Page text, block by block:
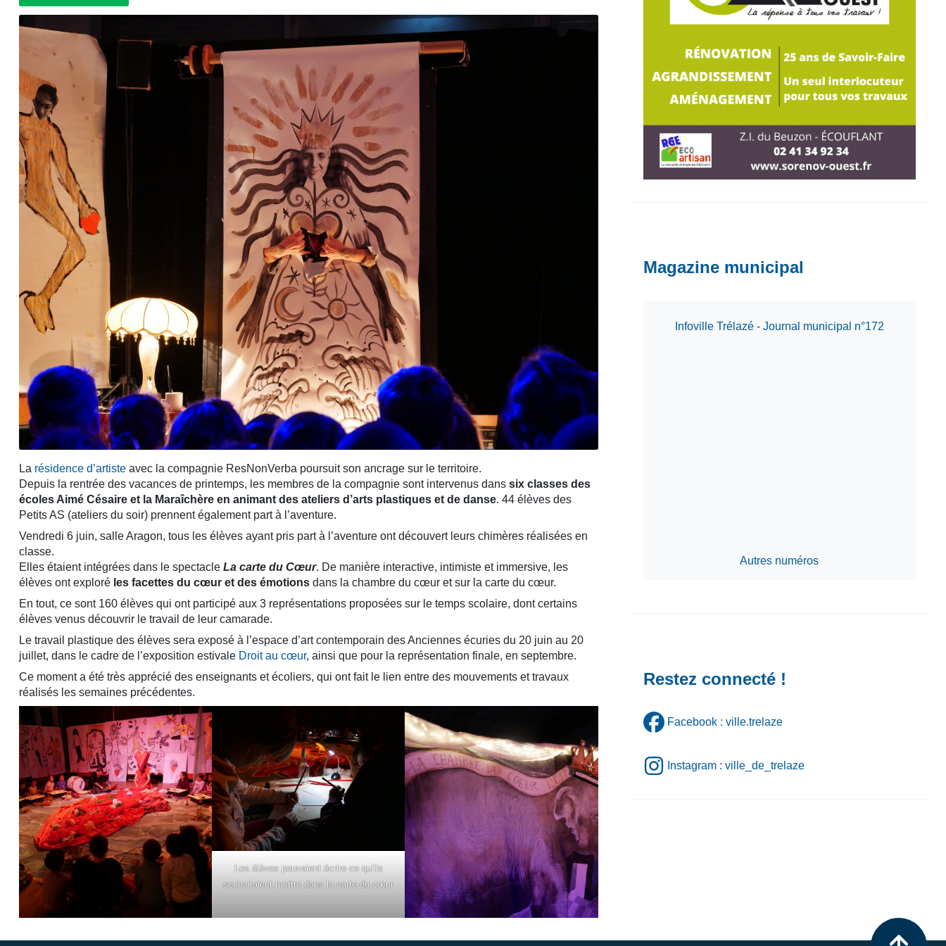
La résidence d’artiste avec la compagnie ResNonVerba poursuit son ancrage sur le territoire.
Depuis la rentrée des vacances de printemps, les membres de la compagnie sont intervenus dans six classes des
écoles Aimé Césaire et la Maraîchère en animant des ateliers d’arts plastiques et de danse. 44 élèves des
Petits AS (ateliers du soir) prennent également part à l’aventure.
Vendredi 6 juin, salle Aragon, tous les élèves ayant pris part à l’aventure ont découvert leurs chimères réalisées en
classe.
Elles étaient intégrées dans le spectacle La carte du Cœur. De manière interactive, intimiste et immersive, les
élèves ont exploré les facettes du cœur et des émotions dans la chambre du cœur et sur la carte du cœur.
En tout, ce sont 160 élèves qui ont participé aux 3 représentations proposées sur le temps scolaire, dont certains
élèves venus découvrir le travail de leur camarade.
Le travail plastique des élèves sera exposé à l’espace d’art contemporain des Anciennes écuries du 20 juin au 20
juillet, dans le cadre de l’exposition estivale Droit au cœur, ainsi que pour la représentation finale, en septembre.
Ce moment a été très apprécié des enseignants et écoliers, qui ont fait le lien entre des mouvements et travaux
réalisés les semaines précédentes.
Les élèves pouvaient écrire ce qu’ils
souhaitaient mettre dans la carte du cœur
.
Magazine municipal
Infoville Trélazé - Journal municipal n°172
Autres numéros
Restez connecté !
Facebook : ville.trelaze
Instagram : ville_de_trelaze